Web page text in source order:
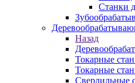
Станки
Назад
Токарные
Токарные
Сверлильные